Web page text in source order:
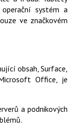
systém a
ve značkovém
obsah, Surface,
Office, je
a podnikových